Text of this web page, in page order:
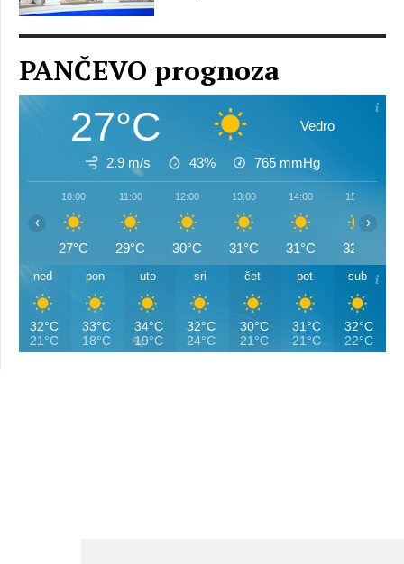
PANČEVO prognoza
27°C Vedro
2.9 m/s 43% 765 mmHg
10:00
27°C
11:00
29°C
12:00
30°C
13:00
31°C
14:00
31°C
15:00
32°C
‹ ›
ned
32°C
21°C
pon
33°C
18°C
uto
34°C
19°C
sri
32°C
24°C
čet
30°C
21°C
pet
31°C
21°C
sub
32°C
22°C